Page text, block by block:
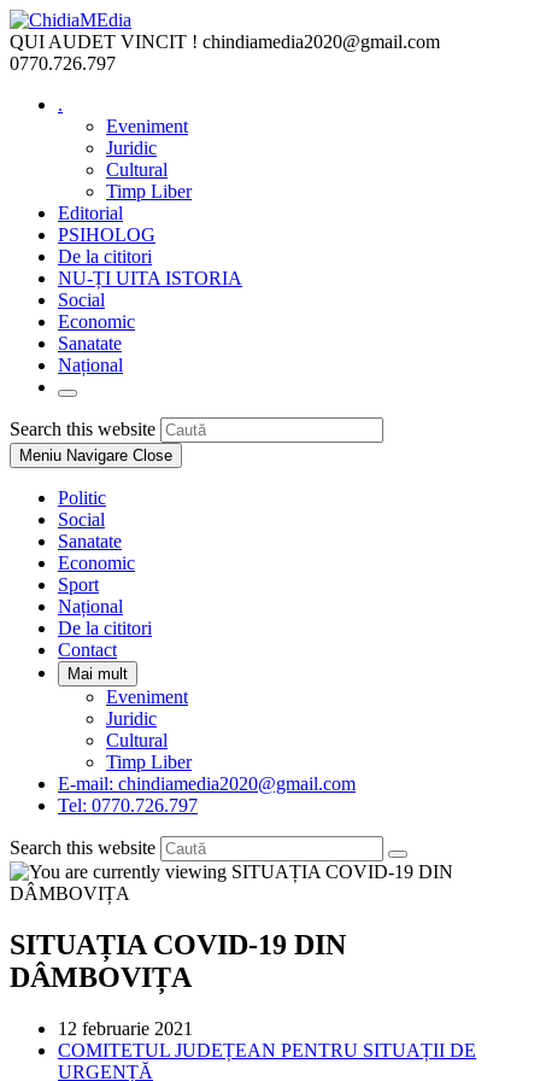
Skip
to
content
QUI AUDET VINCIT ! chindiamedia2020@gmail.com
0770.726.797
.
Eveniment
Juridic
Cultural
Timp Liber
Editorial
PSIHOLOG
De la cititori
NU-ȚI UITA ISTORIA
Social
Economic
Sanatate
Național
Toggle
website
search
Search this website
Escape
Meniu Navigare Close
Politic
Social
Sanatate
Economic
Sport
Național
De la cititori
Contact
Mai mult
Eveniment
Juridic
Cultural
Timp Liber
E-mail: chindiamedia2020@gmail.com
Tel: 0770.726.797
Search this website
SITUAȚIA COVID-19 DIN
DÂMBOVIȚA
Post
published:
12 februarie 2021
Post
category:
COMITETUL JUDEȚEAN PENTRU SITUAȚII DE
URGENȚĂ